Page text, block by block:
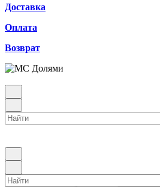
Доставка
Оплата
Возврат